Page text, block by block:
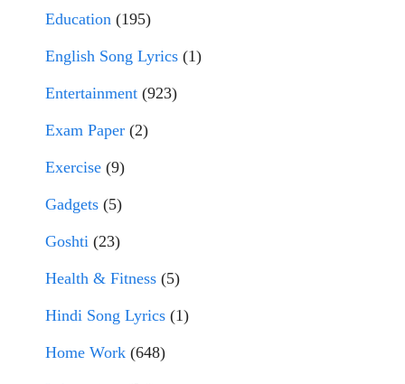
Education (195)
English Song Lyrics (1)
Entertainment (923)
Exam Paper (2)
Exercise (9)
Gadgets (5)
Goshti (23)
Health & Fitness (5)
Hindi Song Lyrics (1)
Home Work (648)